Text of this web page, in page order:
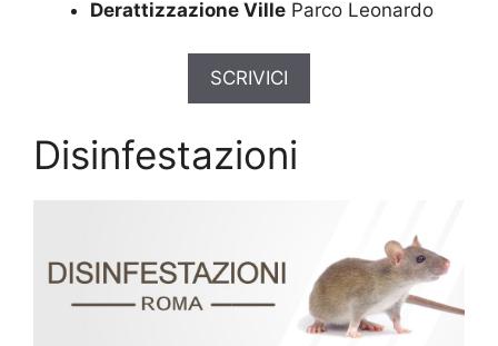
Derattizzazione Ville Parco Leonardo
SCRIVICI
Disinfestazioni